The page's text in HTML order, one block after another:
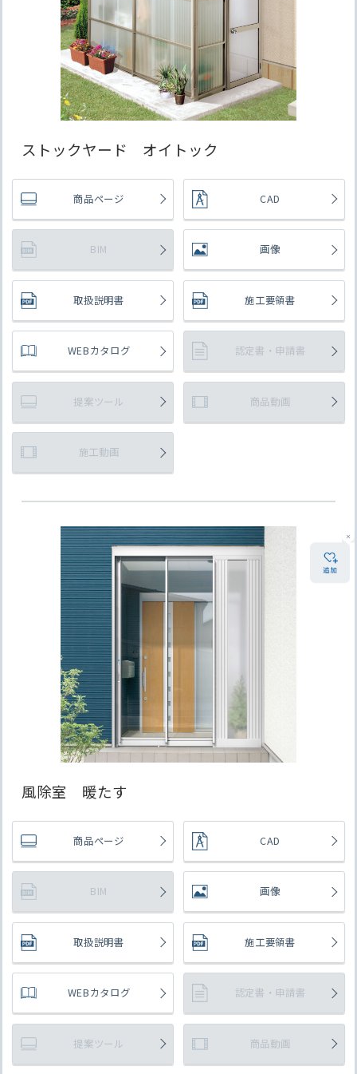
ストックヤード オイトック
商品ページ CAD
BIM 画像
取扱説明書 施工要領書
WEBカタログ 認定書・申請書
提案ツール 商品動画
施工動画
風除室 暖たす
商品ページ CAD
BIM 画像
取扱説明書 施工要領書
WEBカタログ 認定書・申請書
提案ツール 商品動画